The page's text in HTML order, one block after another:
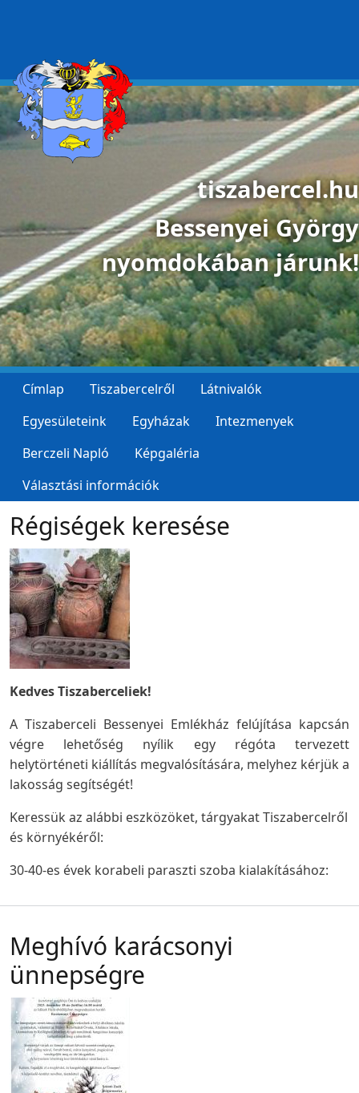
tiszabercel.hu
Bessenyei György
nyomdokában járunk!
Címlap Tiszabercelről
Látnivalók
Egyesületeink
Egyházak
Intezmenyek
Berczeli Napló
Képgaléria
Választási információk
Régiségek keresése
Kedves Tiszaberceliek!
A Tiszaberceli Bessenyei Emlékház felújítása kapcsán
végre lehetőség nyílik egy régóta tervezett
helytörténeti kiállítás megvalósítására, melyhez kérjük a
lakosság segítségét!
Keressük az alábbi eszközöket, tárgyakat Tiszabercelről
és környékéről:
30-40-es évek korabeli paraszti szoba kialakításához:
Meghívó karácsonyi
ünnepségre